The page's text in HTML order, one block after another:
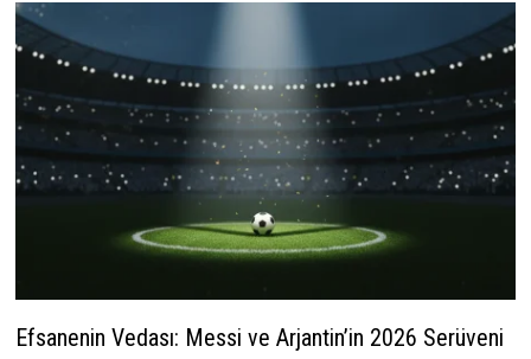
Efsanenin Vedası: Messi ve Arjantin’in 2026 Serüveni